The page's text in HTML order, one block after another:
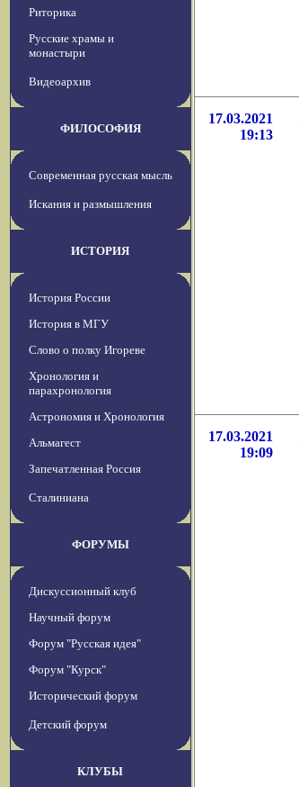
Риторика
Русские храмы и
монастыри
Видеоархив
ФИЛОСОФИЯ
Современная русская мысль
Искания и размышления
ИСТОРИЯ
История России
История в МГУ
Слово о полку Игореве
Хронология и
парахронология
Астрономия и Хронология
Альмагест
Запечатленная Россия
Сталиниана
ФОРУМЫ
Дискуссионный клуб
Научный форум
Форум "Русская идея"
Форум "Курск"
Исторический форум
Детский форум
КЛУБЫ
17.03.2021
19:13
17.03.2021
19:09